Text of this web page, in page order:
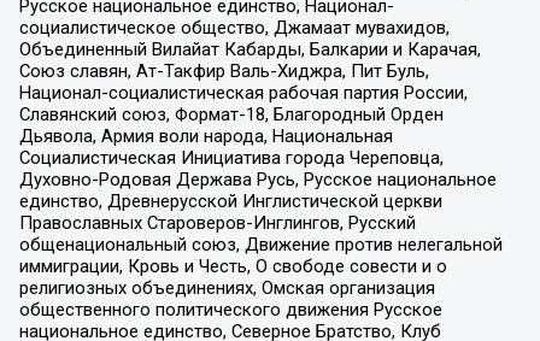
Русское национальное единство, Национал-
социалистическое общество, Джамаат мувахидов,
Объединенный Вилайат Кабарды, Балкарии и Карачая,
Союз славян, Ат-Такфир Валь-Хиджра, Пит Буль,
Национал-социалистическая рабочая партия России,
Славянский союз, Формат-18, Благородный Орден
Дьявола, Армия воли народа, Национальная
Социалистическая Инициатива города Череповца,
Духовно-Родовая Держава Русь, Русское национальное
единство, Древнерусской Инглистической церкви
Православных Староверов-Инглингов, Русский
общенациональный союз, Движение против нелегальной
иммиграции, Кровь и Честь, О свободе совести и о
религиозных объединениях, Омская организация
общественного политического движения Русское
национальное единство, Северное Братство, Клуб